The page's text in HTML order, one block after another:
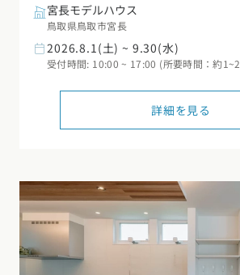
宮長モデルハウス
鳥取県鳥取市宮長
2026.8.1(土) ~ 9.30(水)
受付時間: 10:00 ~ 17:00 (所要時間：約
詳細を見る